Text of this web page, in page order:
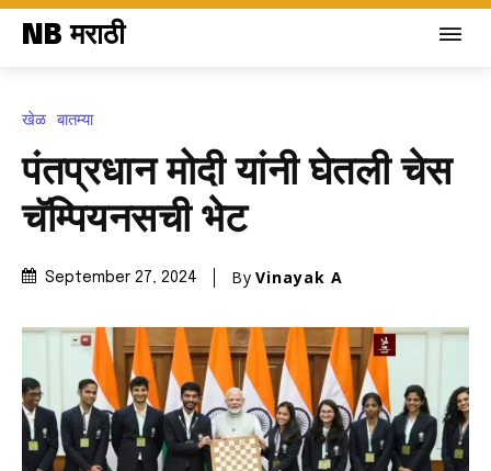
NB मराठी
खेळ बातम्या
पंतप्रधान मोदी यांनी घेतली चेस
चॅम्पियनसची भेट
September 27, 2024 By Vinayak A